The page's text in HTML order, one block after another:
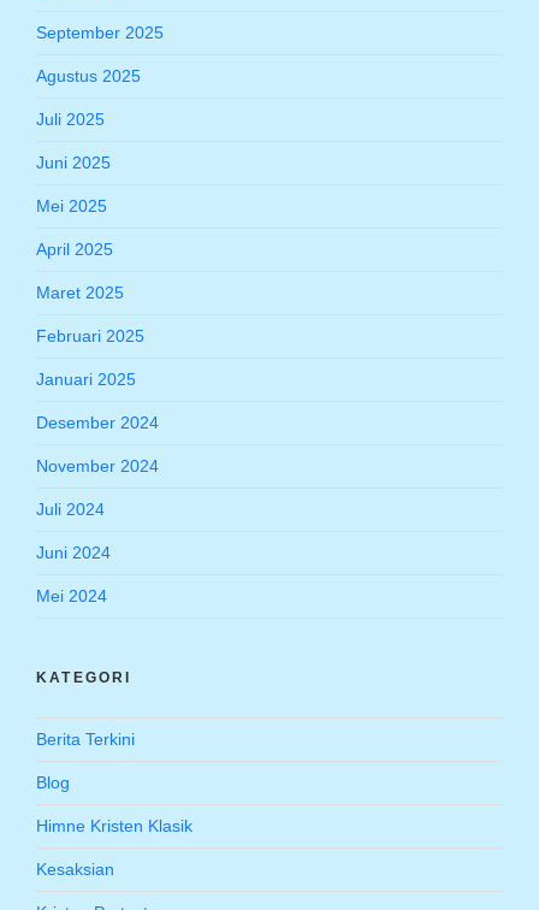
September 2025
Agustus 2025
Juli 2025
Juni 2025
Mei 2025
April 2025
Maret 2025
Februari 2025
Januari 2025
Desember 2024
November 2024
Juli 2024
Juni 2024
Mei 2024
KATEGORI
Berita Terkini
Blog
Himne Kristen Klasik
Kesaksian